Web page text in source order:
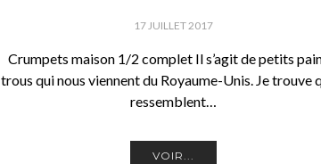
17 JUILLET 2017
Crumpets maison 1/2 complet Il s’agit de petits
trous qui nous viennent du Royaume-Unis. Je trouve
ressemblent…
VOIR...